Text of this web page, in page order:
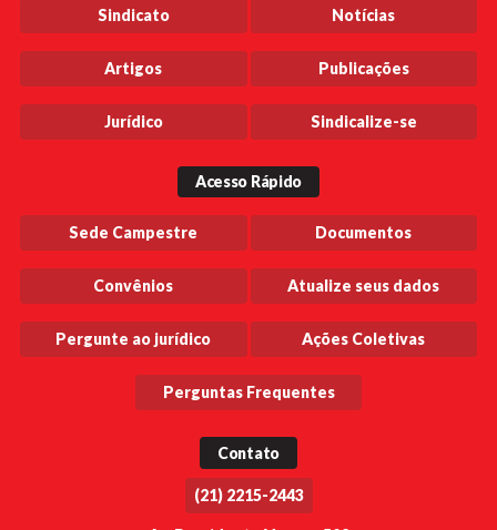
Sindicato Notícias
Artigos Publicações
Jurídico Sindicalize-se
Acesso Rápido
Sede Campestre Documentos
Convênios Atualize seus dados
Pergunte ao jurídico Ações Coletivas
Perguntas Frequentes
Contato
(21) 2215-2443